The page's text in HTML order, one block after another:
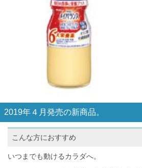
2019年４月発売の新商品。
こんな方におすすめ
いつまでも動けるカラダへ。